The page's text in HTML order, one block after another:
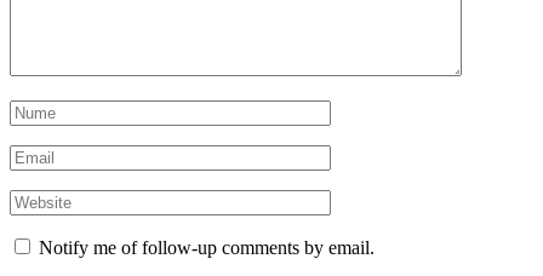
Notify me of follow-up comments by email.